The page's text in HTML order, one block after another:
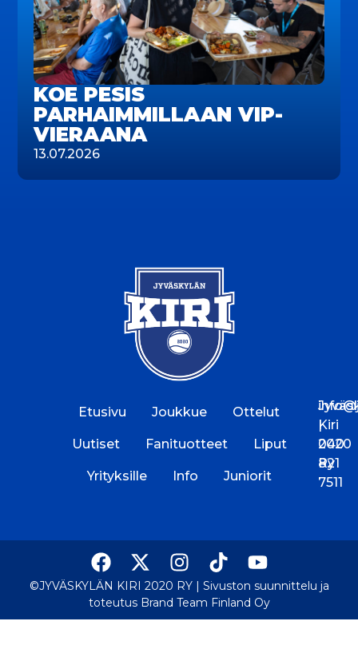
KOE PESIS
PARHAIMMILLAAN VIP-
VIERAANA
13.07.2026
Etusivu Joukkue Ottelut
Uutiset Fanituotteet Liput
Yrityksille Info Juniorit
Kiri
2020
Ry
|
040
821
7511
©JYVÄSKYLÄN KIRI 2020 RY | Sivuston suunnittelu ja
toteutus Brand Team Finland Oy